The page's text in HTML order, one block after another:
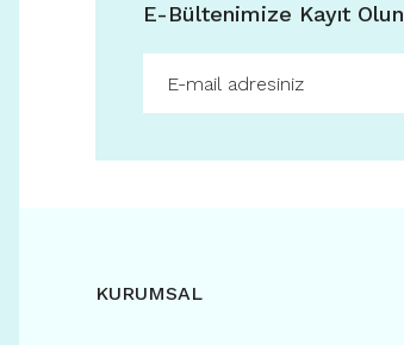
E-Bültenimize Kayıt Olun
KURUMSAL